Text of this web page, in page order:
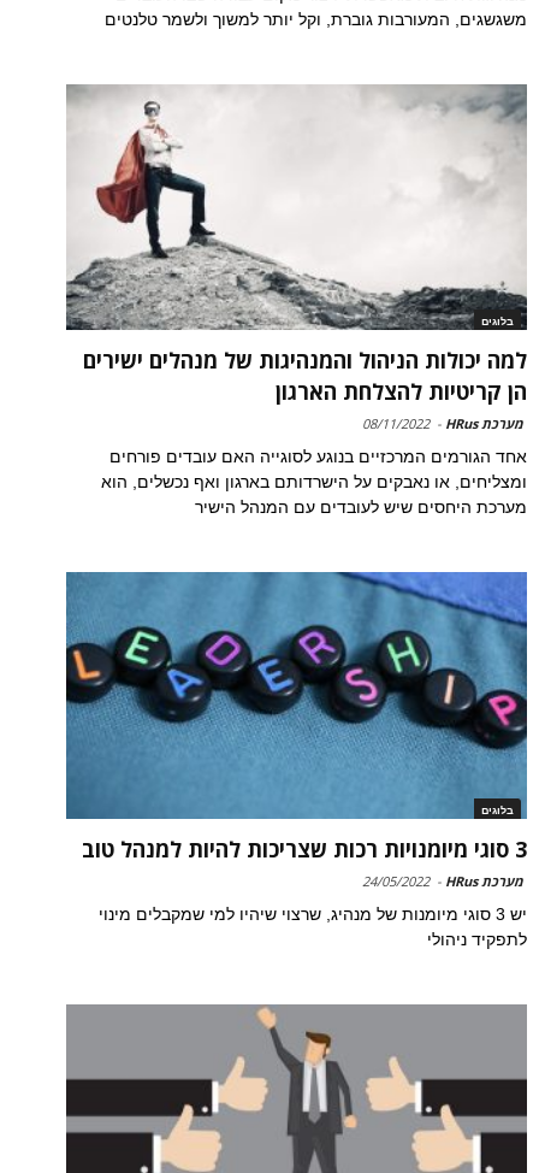
משגשגים, המעורבות גוברת, וקל יותר למשוך ולשמר טלנטים
בלוגים
למה יכולות הניהול והמנהיגות של מנהלים ישירים
הן קריטיות להצלחת הארגון
מערכת HRus -
08/11/2022
אחד הגורמים המרכזיים בנוגע לסוגייה האם עובדים פורחים
ומצליחים, או נאבקים על הישרדותם בארגון ואף נכשלים, הוא
מערכת היחסים שיש לעובדים עם המנהל הישיר
בלוגים
3 סוגי מיומנויות רכות שצריכות להיות למנהל טוב
מערכת HRus -
24/05/2022
יש 3 סוגי מיומנות של מנהיג, שרצוי שיהיו למי שמקבלים מינוי
לתפקיד ניהולי